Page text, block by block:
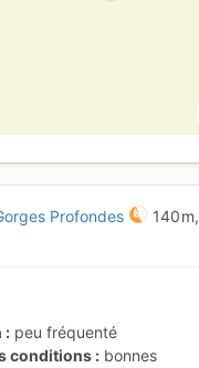
Profondes 140 m,
peu fréquenté
conditions
bonnes